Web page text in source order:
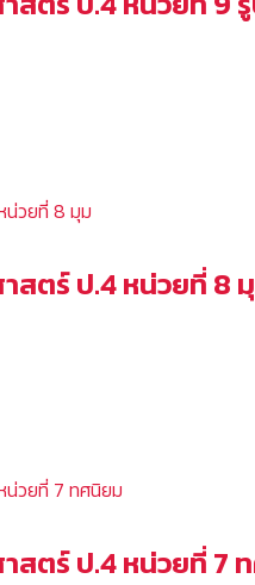
ตร์ ป.4 หน่วยที่ 8
ตร์ ป.4 หน่วยที่ 7